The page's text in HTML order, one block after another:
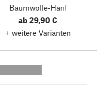
Baumwolle-Hanf
ab 29,90 €
+ weitere Varianten